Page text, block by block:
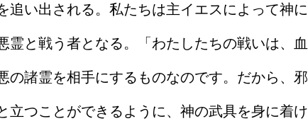
い出される。私たちは主イエスによって神に
と戦う者となる。「わたしたちの戦いは、血
の諸霊を相手にするものなのです。だから、邪
立つことができるように、神の武具を身に着け